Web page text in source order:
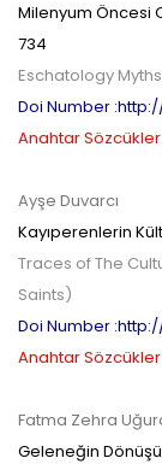
Milenyum Öncesi
734
Eschatology
Doi Number
Anahtar Sözcükler
Ayşe Duvarcı
Kayıperenlerin
Traces of The
Saints)
Doi Number
Anahtar Sözcükler
Fatma Zehra
Geleneğin